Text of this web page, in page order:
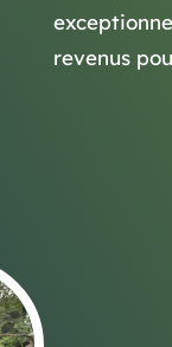
revenus